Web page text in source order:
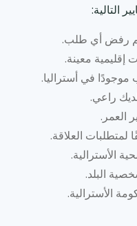
التالية:
رفض أي طلب.
إقليمية معينة.
في أستراليا.
راعي.
العمر.
لمتطلبات العلاقة.
الأسترالية.
البلد.
الأسترالية.